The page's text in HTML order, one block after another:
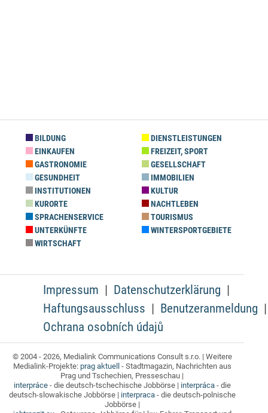
BILDUNG
DIENSTLEISTUNGEN
EINKAUFEN
FREIZEIT, SPORT
GASTRONOMIE
GESELLSCHAFT
GESUNDHEIT
IMMOBILIEN
INSTITUTIONEN
KULTUR
KURORTE
NACHTLEBEN
SPRACHENSERVICE
TOURISMUS
UNTERKÜNFTE
WINTERSPORTGEBIETE
WIRTSCHAFT
Impressum
Datenschutzerklärung
Haftungsausschluss
Benutzeranmeldung
Ochrana osobních údajů
© 2004 - 2026, Medialink Communications Consult s.r.o. | Weitere
Medialink-Projekte: prag aktuell - Stadtmagazin, Nachrichten aus
Prag und Tschechien, Presseschau |
interpráce- die deutsch-tschechische Jobbörse | interpráca- die
deutsch-slowakische Jobbörse | interpraca- die deutsch-polnische
Jobbörse |